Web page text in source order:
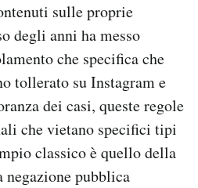
sulle proprie
degli anni ha messo
che specifica che
tollerato su Instagram e
dei casi, queste regole
che vietano specifici tipi
classico è quello della
negazione pubblica